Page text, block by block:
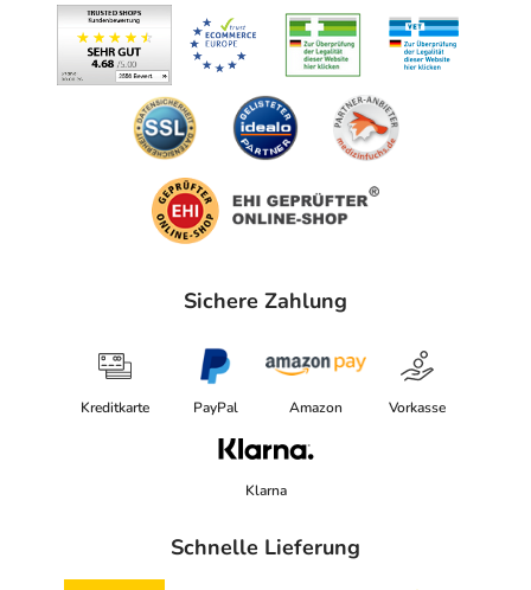
Sichere Zahlung
Kreditkarte PayPal Amazon Vorkasse
Klarna
Schnelle Lieferung